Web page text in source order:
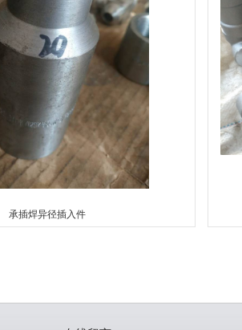
承插焊异径插入件